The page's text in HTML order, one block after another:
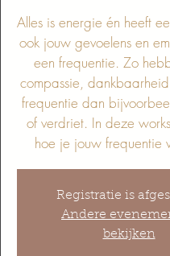
Alles is energie én heeft
ook jouw gevoelens en
een frequentie. Zo
compassie,
frequentie dan
of verdriet. In deze
Registratie is
Andere
bekijken